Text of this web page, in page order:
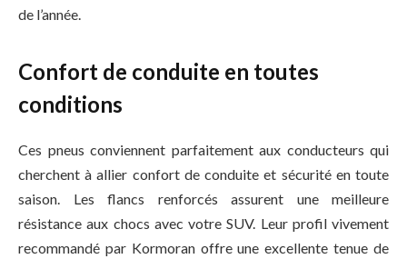
de l’année.
Confort de conduite en toutes
conditions
Ces pneus conviennent parfaitement aux conducteurs qui
cherchent à allier confort de conduite et sécurité en toute
saison. Les flancs renforcés assurent une meilleure
résistance aux chocs avec votre SUV. Leur profil vivement
recommandé par Kormoran offre une excellente tenue de